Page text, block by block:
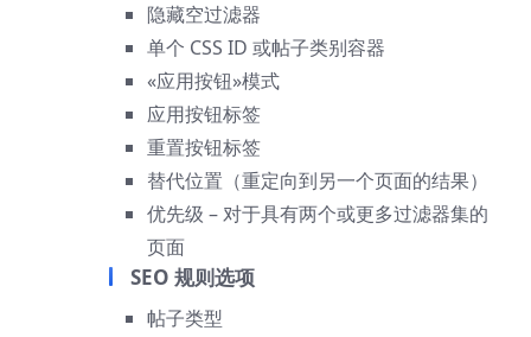
隐藏空过滤器
单个 CSS ID 或帖子类别容器
«应用按钮»模式
应用按钮标签
重置按钮标签
替代位置（重定向到另一个页面的结果）
优先级 – 对于具有两个或更多过滤器集的
页面
SEO 规则选项
帖子类型